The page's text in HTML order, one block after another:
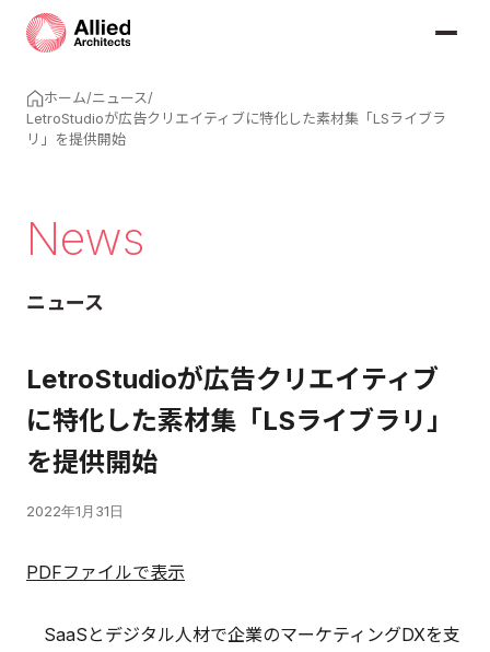
ホーム/ニュース/
LetroStudioが広告クリエイティブに特化した素材集「LSライブラ
リ」を提供開始
News
ニュース
LetroStudioが広告クリエイティブ
に特化した素材集「LSライブラリ」
を提供開始
2022年1月31日
PDFファイルで表示
SaaSとデジタル人材で企業のマーケティングDXを支